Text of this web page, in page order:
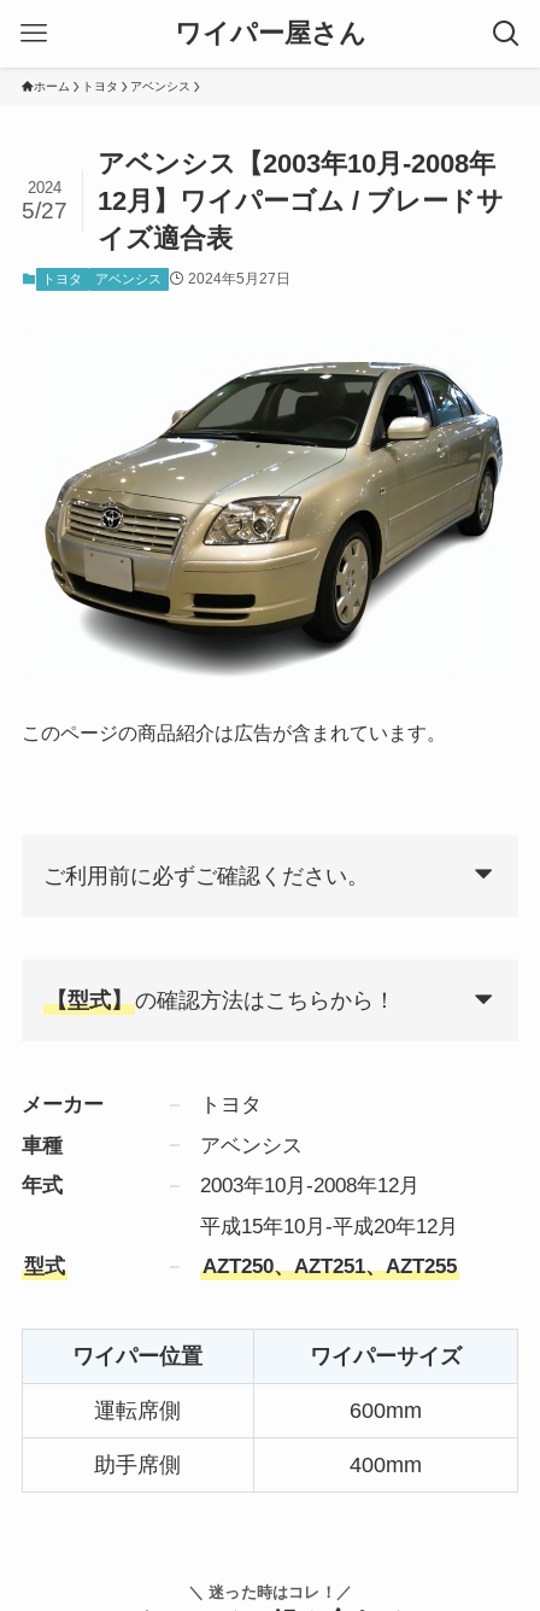
ワイパー屋さん
ホーム トヨタ アベンシス
アベンシス【2003年10月-2008年
12月】ワイパーゴム / ブレードサ
イズ適合表
2024
5/27
トヨタ アベンシス 2024年5月27日
このページの商品紹介は広告が含まれています。
ご利用前に必ずご確認ください。
【型式】の確認方法はこちらから！
メーカー
トヨタ
車種
アベンシス
年式
2003年10月-2008年12月
平成15年10月-平成20年12月
型式
AZT250、AZT251、AZT255
ワイパー位置 ワイパーサイズ
運転席側 600mm
助手席側 400mm
＼ 迷った時はコレ！／